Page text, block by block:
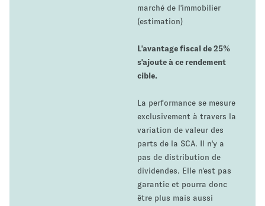
marché de l'immobilier
(estimation)
L'avantage fiscal de 25%
s'ajoute à ce rendement
cible.
La performance se mesure
exclusivement à travers la
variation de valeur des
parts de la SCA. Il n'y a
pas de distribution de
dividendes. Elle n'est pas
garantie et pourra donc
être plus mais aussi